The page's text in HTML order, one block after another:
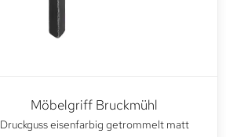
Möbelgriff Bruckmühl
Druckguss eisenfarbig getrommelt matt